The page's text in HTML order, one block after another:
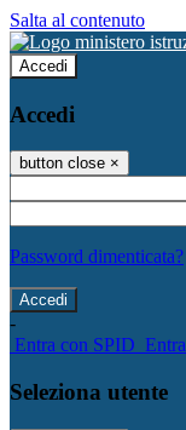
Salta al contenuto
Accedi
Accedi
button close ×
Password dimenticata?
-
Entra con SPID
Seleziona utente